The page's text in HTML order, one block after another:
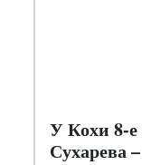
У Кохи 8-е
Сухарева